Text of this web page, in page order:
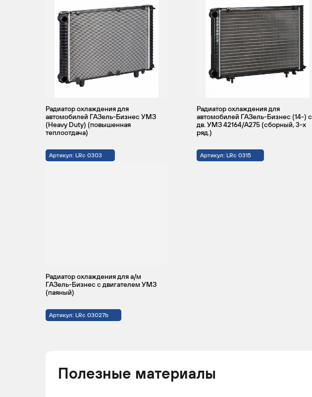
Радиатор охлаждения для
автомобилей ГАЗель-Бизнес УМЗ
(Heavy Duty) (повышенная
теплоотдача)
Артикул: LRc 0303
Радиатор охлаждения для
автомобилей ГАЗель-Бизнес (14-) c
дв. УМЗ 42164/A275 (сборный, 3-х
ряд.)
Артикул: LRc 0315
Радиатор охлаждения для а/м
ГАЗель-Бизнес с двигателем УМЗ
(паяный)
Артикул: LRc 03027b
Полезные материалы